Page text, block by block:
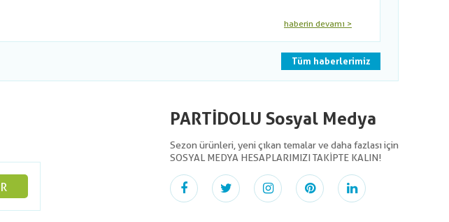
haberin devamı >
Tüm haberlerimiz
PARTİDOLU Sosyal Medya
Sezon ürünleri, yeni çıkan temalar ve daha fazlası için
SOSYAL MEDYA HESAPLARIMIZI TAKİPTE KALIN!